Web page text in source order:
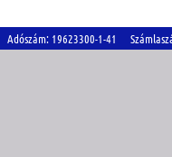
Adószám: 19623300-1-41